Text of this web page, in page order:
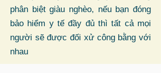
phân biệt giàu nghèo, nếu bạn đóng
bảo hiểm y tế đầy đủ thì tất cả mọi
người sẽ được đối xử công bằng với
nhau